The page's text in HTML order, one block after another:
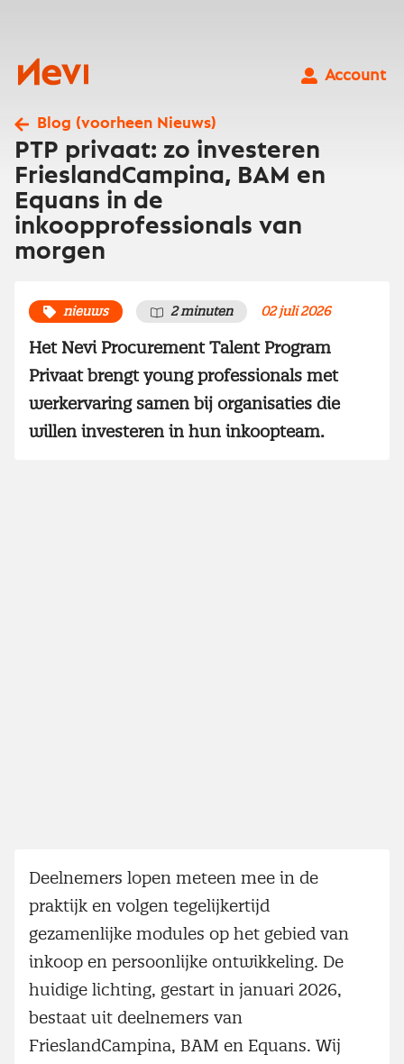
Nevi
Account
Blog (voorheen Nieuws)
PTP privaat: zo investeren
FrieslandCampina, BAM en
Equans in de
inkoopprofessionals van
morgen
nieuws 2 minuten 02 juli 2026
Het Nevi Procurement Talent Program
Privaat brengt young professionals met
werkervaring samen bij organisaties die
willen investeren in hun inkoopteam.
Deelnemers lopen meteen mee in de
praktijk en volgen tegelijkertijd
gezamenlijke modules op het gebied van
inkoop en persoonlijke ontwikkeling. De
huidige lichting, gestart in januari 2026,
bestaat uit deelnemers van
FrieslandCampina, BAM en Equans. Wij